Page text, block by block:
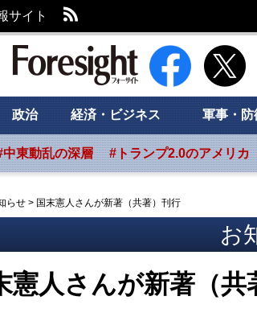
サイト
新潮社 Foresight フ
政治 経済・ビジネス 軍事・防
中東動乱の深層 #トランプ2.0のアメリカ
らせ > 国末憲人さんが新著（共著）刊行
お
憲人さんが新著（共